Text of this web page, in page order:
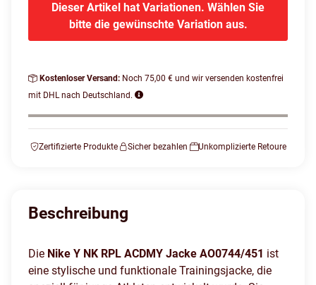
Dieser Artikel hat Variationen. Wählen Sie
bitte die gewünschte Variation aus.
Kostenloser Versand: Noch 75,00 € und wir versenden kostenfrei
mit DHL nach Deutschland.
Zertifizierte Produkte Sicher bezahlen Unkomplizierte Retoure
Beschreibung
Die Nike Y NK RPL ACDMY Jacke AO0744/451 ist
eine stylische und funktionale Trainingsjacke, die